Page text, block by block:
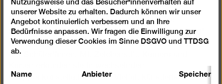
Der Projekttag erforscht die interdisziplinäre
Sammlungspräsentation "Kunst in Berlin 1880–1980
mit dem Wissen, den Sichtweisen und Erfahrungen
der Schüler*innen. Mit Zeichenstift, Kamera und
Gruppenkonstellationen die Vielfalt künstlerischer
Cookies
unserer Website zu erhalten. Dadurch können wir unser
Angebot kontinuierlich verbessern und an Ihre
Bedürfnisse anpassen. Wir fragen die Einwilligung zur
Verwendung dieser Cookies im Sinne DSGVO und TTDSG
ab.
Name Anbieter